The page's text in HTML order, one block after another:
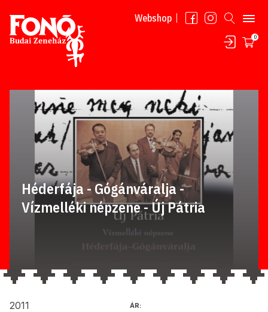
Tovább a tartalomhoz Webshop
0
Héderfája - Gógánváralja -
Vízmelléki népzene - Új Pátria
2011
ÁR: